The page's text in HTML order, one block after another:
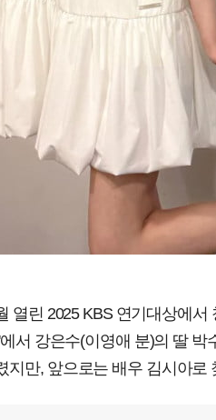
열린 2025 KBS 연기대상에
서 강은수(이영애 분)의 딸
지만, 앞으로는 배우 김시아로